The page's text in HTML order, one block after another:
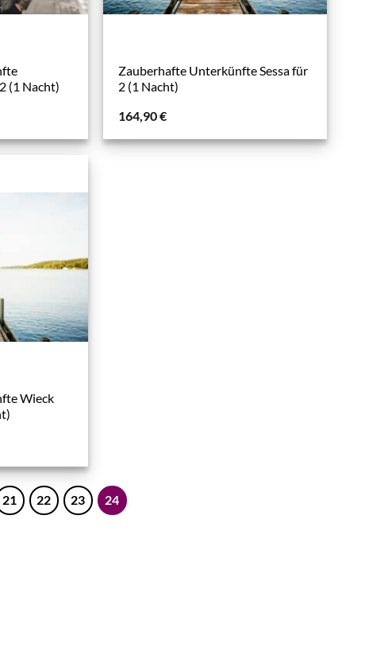
(1 Nacht)
Zauberhafte Unterkünfte Sessa für
2 (1 Nacht)
164,90€
Wieck
21 22 23 24